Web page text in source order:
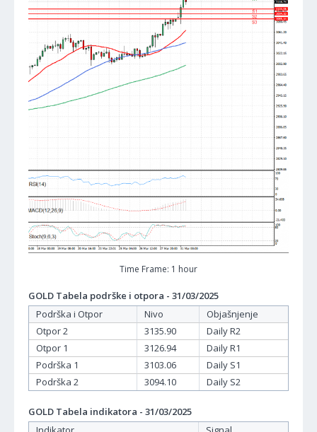
Time Frame: 1 hour
GOLD Tabela podrške i otpora - 31/03/2025
Podrška i Otpor
Nivo
Objašnjenje
Otpor 2
3135.90
Daily R2
Otpor 1
3126.94
Daily R1
Podrška 1
3103.06
Daily S1
Podrška 2
3094.10 Daily S2
GOLD Tabela indikatora - 31/03/2025